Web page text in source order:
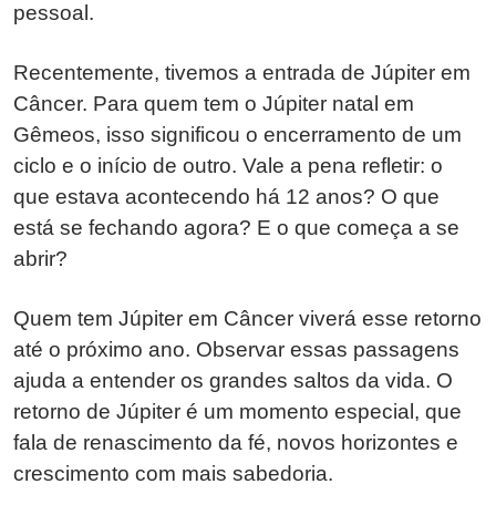
pessoal.
Recentemente, tivemos a entrada de Júpiter em
Câncer. Para quem tem o Júpiter natal em
Gêmeos, isso significou o encerramento de um
ciclo e o início de outro. Vale a pena refletir: o
que estava acontecendo há 12 anos? O que
está se fechando agora? E o que começa a se
abrir?
Quem tem Júpiter em Câncer viverá esse retorno
até o próximo ano. Observar essas passagens
ajuda a entender os grandes saltos da vida. O
retorno de Júpiter é um momento especial, que
fala de renascimento da fé, novos horizontes e
crescimento com mais sabedoria.